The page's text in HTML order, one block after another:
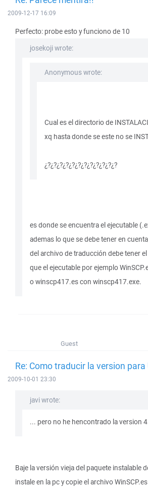
2009-12-17 16:09
Perfecto: probe esto y funciono de 10
josekoji wrote:
Anonymous wrote:
Cual es el directorio de
xq hasta donde se este no se
¿?¿?¿?¿?¿?¿?¿?¿?¿?¿?¿?¿?
es donde se encuentra el ejecutable
ademas lo que se debe tener en
del archivo de traducción debe tener
que el ejecutable por ejemplo
o winscp417.es con winscp417.exe.
Guest
Re: Como traducir la version para
2009-10-01 23:30
javi wrote:
... pero no he hencontrado la version
Baje la versión vieja del paquete instalable
instale en la pc y copie el archivo